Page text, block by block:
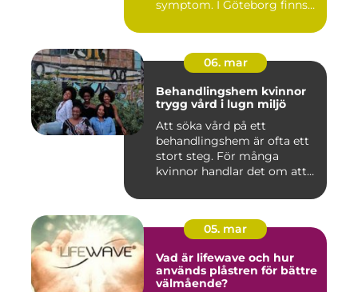
symptom. I Göteborg finns
06. mar
Behandlingshem kvinnor
trygg vård i lugn miljö
Att söka vård på ett
behandlingshem är ofta ett
stort steg. För många
kvinnor handlar det om att
05. mar
Vad är lifewave och hur
används plåstren för bättre
välmående?